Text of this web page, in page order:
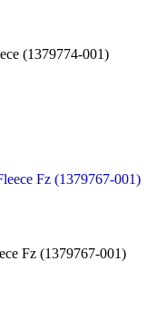
(1379774-001)
Fz (1379767-001)